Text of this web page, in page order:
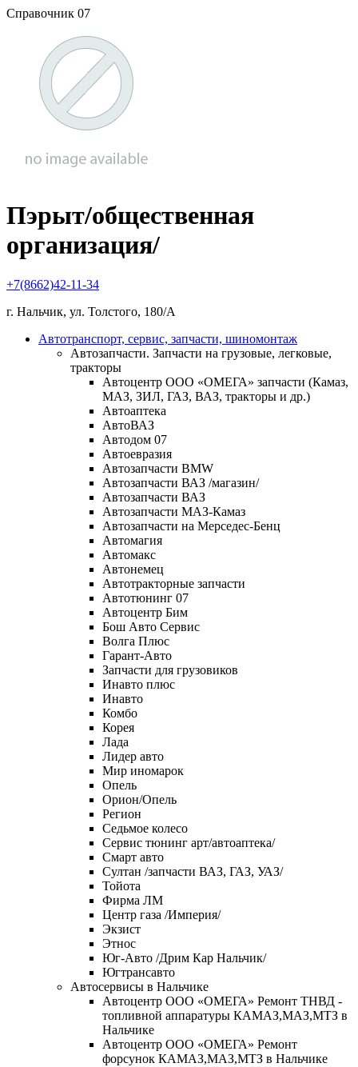
Справочник 07
Пэрыт/общественная
организация/
+7(8662)42-11-34
г. Нальчик, ул. Толстого, 180/А
Автотранспорт, сервис, запчасти, шиномонтаж
Автозапчасти. Запчасти на грузовые, легковые,
тракторы
Автоцентр ООО «ОМЕГА» запчасти (Камаз,
МАЗ, ЗИЛ, ГАЗ, ВАЗ, тракторы и др.)
Автоаптека
АвтоВАЗ
Автодом 07
Автоевразия
Автозапчасти BMW
Автозапчасти ВАЗ /магазин/
Автозапчасти ВАЗ
Автозапчасти МАЗ-Камаз
Автозапчасти на Мерседес-Бенц
Автомагия
Автомакс
Автонемец
Автотракторные запчасти
Автотюнинг 07
Автоцентр Бим
Бош Авто Сервис
Волга Плюс
Гарант-Авто
Запчасти для грузовиков
Инавто плюс
Инавто
Комбо
Корея
Лада
Лидер авто
Мир иномарок
Опель
Орион/Опель
Регион
Седьмое колесо
Сервис тюнинг арт/автоаптека/
Смарт авто
Султан /запчасти ВАЗ, ГАЗ, УАЗ/
Тойота
Фирма ЛМ
Центр газа /Империя/
Экзист
Этнос
Юг-Авто /Дрим Кар Нальчик/
Югтрансавто
Автосервисы в Нальчике
Автоцентр ООО «ОМЕГА» Ремонт ТНВД -
топливной аппаратуры КАМАЗ,МАЗ,МТЗ в
Нальчике
Автоцентр ООО «ОМЕГА» Ремонт
форсунок КАМАЗ,МАЗ,МТЗ в Нальчике